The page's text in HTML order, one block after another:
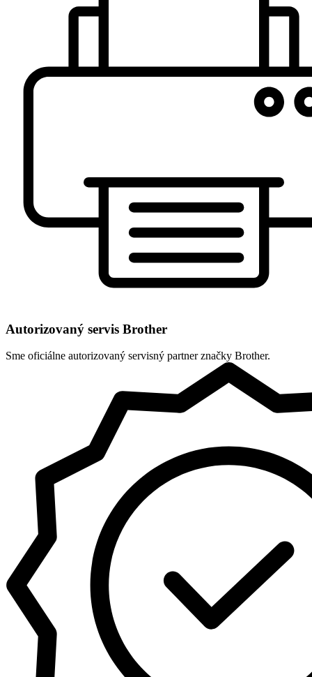
Autorizovaný servis Brother
Sme oficiálne autorizovaný servisný partner značky Brother.